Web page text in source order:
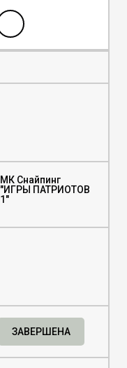
МК Снайпинг
"ИГРЫ ПАТРИОТОВ
1"
ЗАВЕРШЕНА